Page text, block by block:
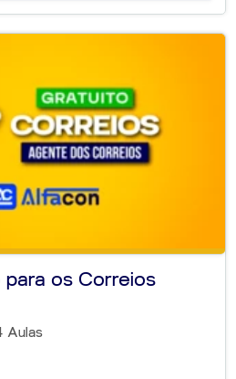
para os Correios
Aulas